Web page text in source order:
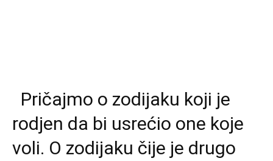
Pričajmo o zodijaku koji je
rodjen da bi usrećio one koje
voli. O zodijaku čije je drugo